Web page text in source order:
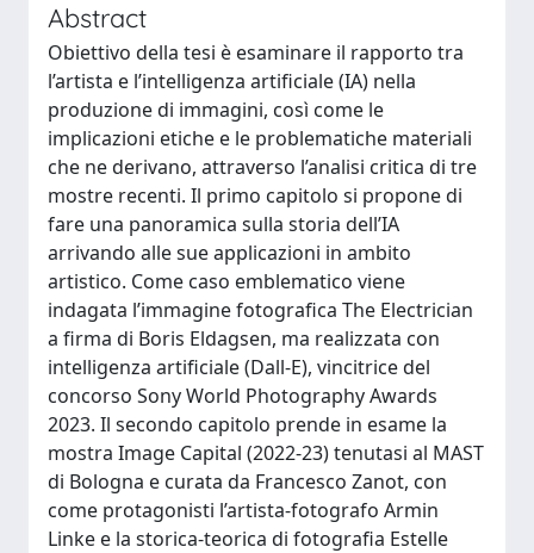
Abstract
Obiettivo della tesi è esaminare il rapporto tra
l’artista e l’intelligenza artificiale (IA) nella
produzione di immagini, così come le
implicazioni etiche e le problematiche materiali
che ne derivano, attraverso l’analisi critica di tre
mostre recenti. Il primo capitolo si propone di
fare una panoramica sulla storia dell’IA
arrivando alle sue applicazioni in ambito
artistico. Come caso emblematico viene
indagata l’immagine fotografica The Electrician
a firma di Boris Eldagsen, ma realizzata con
intelligenza artificiale (Dall-E), vincitrice del
concorso Sony World Photography Awards
2023. Il secondo capitolo prende in esame la
mostra Image Capital (2022-23) tenutasi al MAST
di Bologna e curata da Francesco Zanot, con
come protagonisti l’artista-fotografo Armin
Linke e la storica-teorica di fotografia Estelle